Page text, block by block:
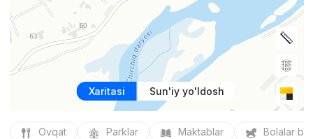
Xaritasi Sun'iy yo'ldosh
Ovqat Parklar Maktablar Bolalar